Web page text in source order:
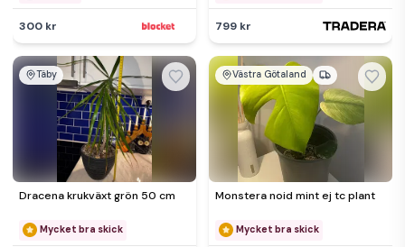
300 kr 799 kr
Täby
Dracena krukväxt grön 50 cm
Mycket bra skick
Västra Götaland
Monstera noid mint ej tc plant
Mycket bra skick